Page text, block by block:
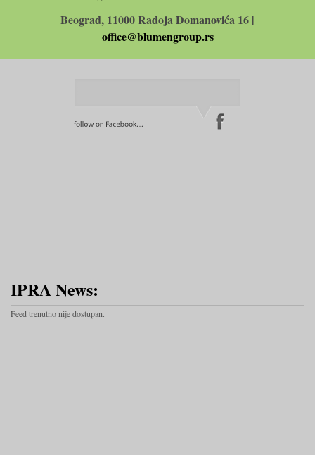
Beograd, 11000 Radoja Domanovića 16 |
office@blumengroup.rs
IPRA News:
Feed trenutno nije dostupan.